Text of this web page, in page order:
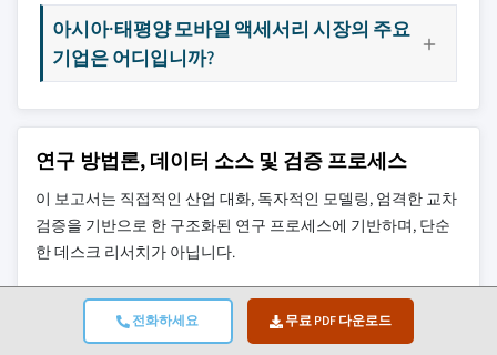
전화하세요 무료 PDF 다운로드
아시아·태평양 모바일 액세서리 시장의 주요
기업은 어디입니까?
연구 방법론, 데이터 소스 및 검증 프로세스
이 보고서는 직접적인 산업 대화, 독자적인 모델링, 엄격한 교차
검증을 기반으로 한 구조화된 연구 프로세스에 기반하며, 단순
한 데스크 리서치가 아닙니다.
6단계 연구 프로세스